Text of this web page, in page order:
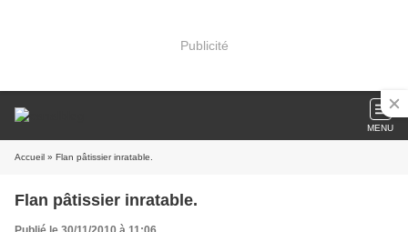
Publicité
MENU
Accueil » Flan pâtissier inratable.
Flan pâtissier inratable.